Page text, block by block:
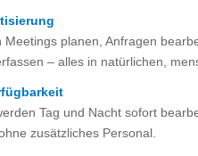
Meetings planen, Anfragen
– alles in natürlichen,
Tag und Nacht sofort
zusätzliches Personal.